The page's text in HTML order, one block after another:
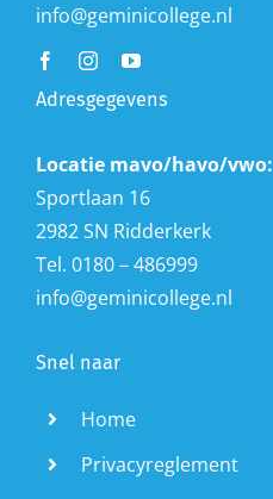
info@geminicollege.nl
Adresgegevens
Locatie mavo/havo/vwo:
Sportlaan 16
2982 SN Ridderkerk
Tel. 0180 – 486999
info@geminicollege.nl
Snel naar
Home
Privacyreglement